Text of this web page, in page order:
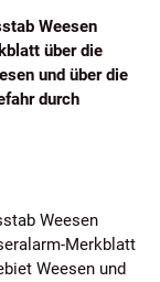
Weesen
über die
und über die
durch
Weesen
Merkblatt
Weesen und